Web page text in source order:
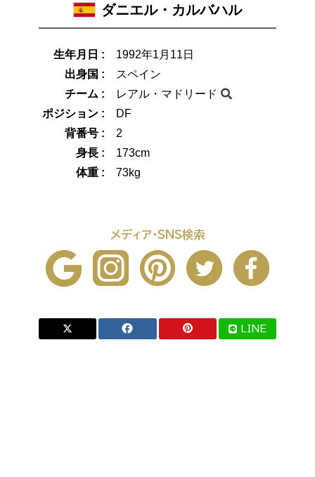
ダニエル・カルバハル
生年月日 :
1992年1月11日
出身国 :
スペイン
チーム :
レアル・マドリード
ポジション :
DF
背番号 :
2
身長 :
173cm
体重 :
73kg
メディア・SNS検索
LINE